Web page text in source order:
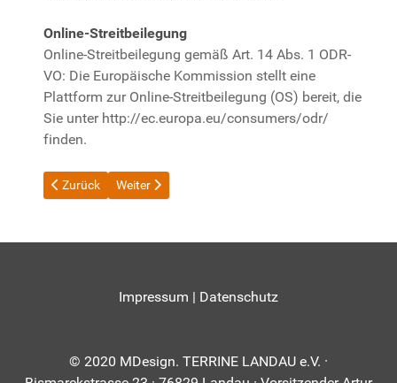
Online-Streitbeilegung
Online-Streitbeilegung gemäß Art. 14 Abs. 1 ODR-
VO: Die Europäische Kommission stellt eine
Plattform zur Online-Streitbeilegung (OS) bereit, die
Sie unter http://ec.europa.eu/consumers/odr/
finden.
Vorheriger Beitrag: Datenschutz
Zurück Nächster Beitrag: kinderhilfsfond
Weiter
Impressum | Datenschutz
© 2020 MDesign. TERRINE LANDAU e.V. ·